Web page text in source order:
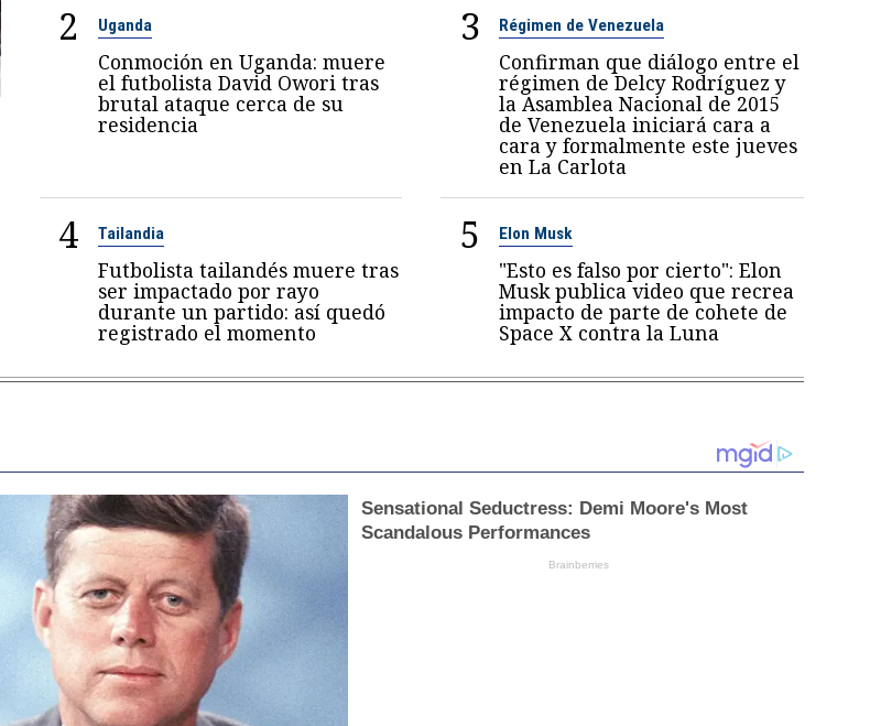
2 Uganda
Conmoción en Uganda: muere
el futbolista David Owori tras
brutal ataque cerca de su
residencia
3 Régimen de Venezuela
Confirman que diálogo entre el
régimen de Delcy Rodríguez y
la Asamblea Nacional de 2015
de Venezuela iniciará cara a
cara y formalmente este jueves
en La Carlota
4 Tailandia
Futbolista tailandés muere tras
ser impactado por rayo
durante un partido: así quedó
registrado el momento
5 Elon Musk
"Esto es falso por cierto": Elon
Musk publica video que recrea
impacto de parte de cohete de
Space X contra la Luna